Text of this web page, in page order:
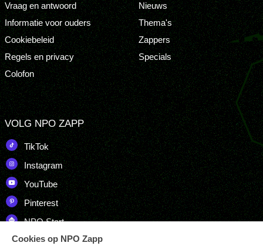
Vraag en antwoord
Informatie voor ouders
Cookiebeleid
Regels en privacy
Colofon
Nieuws
Thema's
Zappers
Specials
VOLG NPO ZAPP
TikTok
Instagram
YouTube
Pinterest
NPO Start